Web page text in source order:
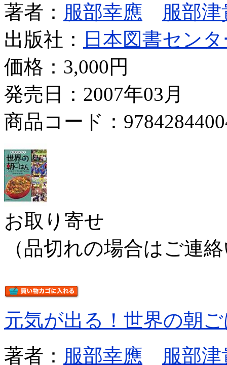
著者： 服部幸應
服部
出版社：
日本図書セン
価格： 3,000円
発売日：2007年03月
商品コード：
お取り寄せ
（品切れの場合はご連
元気が出る！世界の朝
著者： 服部幸應
服部